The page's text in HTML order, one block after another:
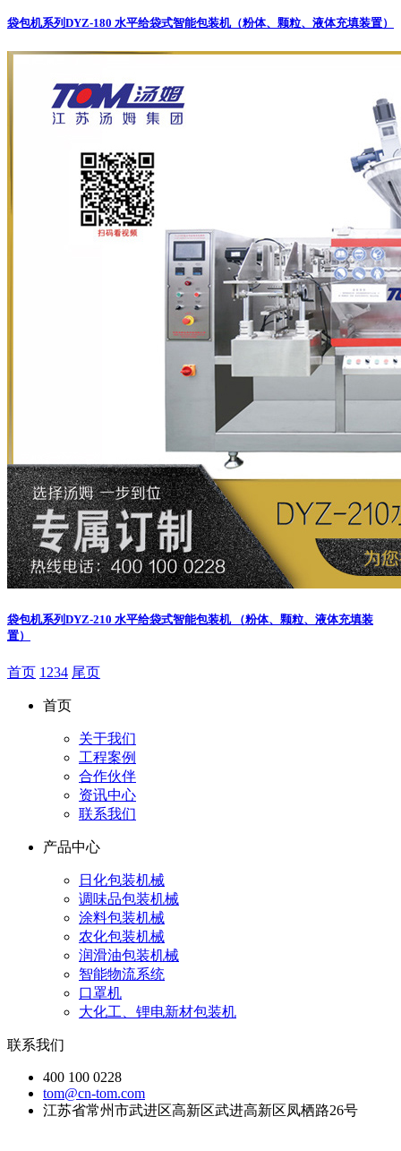
袋包机系列 DYZ-180 水平给袋式智能包装机（粉体、颗粒、液体充填装置）
袋包机系列 DYZ-210 水平给袋式智能包装机 （粉体、颗粒、液体充填装
置）
首页 1234 尾页
首页
关于我们
工程案例
合作伙伴
资讯中心
联系我们
产品中心
日化包装机械
调味品包装机械
涂料包装机械
农化包装机械
润滑油包装机械
智能物流系统
口罩机
大化工、锂电新材包装机
联系我们
400 100 0228
tom@cn-tom.com
江苏省常州市武进区高新区武进高新区凤栖路26号